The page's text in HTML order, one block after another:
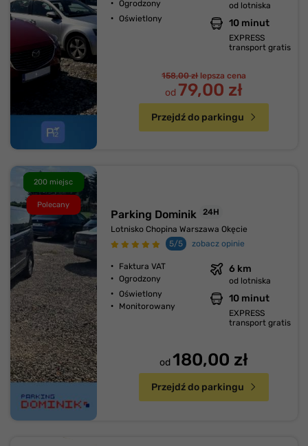
Ogrodzony
Oświetlony
od lotniska
10 minut
EXPRESS
transport gratis
158,00 zł lepsza cena
od 79,00 zł
Przejdź do parkingu
200 miejsc
Polecany
Parking Dominik
24H
Lotnisko Chopina Warszawa Okęcie
5/5
zobacz opinie
Faktura VAT
Ogrodzony
Oświetlony
Monitorowany
6 km
od lotniska
10 minut
EXPRESS
transport gratis
od 180,00 zł
Przejdź do parkingu